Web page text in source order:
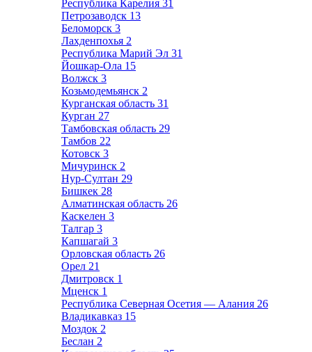
Республика Карелия 31
Петрозаводск 13
Беломорск 3
Лахденпохья 2
Республика Марий Эл 31
Йошкар-Ола 15
Волжск 3
Козьмодемьянск 2
Курганская область 31
Курган 27
Тамбовская область 29
Тамбов 22
Котовск 3
Мичуринск 2
Нур-Султан 29
Бишкек 28
Алматинская область 26
Каскелен 3
Талгар 3
Капшагай 3
Орловская область 26
Орел 21
Дмитровск 1
Мценск 1
Республика Северная Осетия — Алания 26
Владикавказ 15
Моздок 2
Беслан 2